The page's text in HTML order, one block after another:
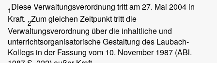
1Diese Verwaltungsverordnung tritt am 27. Mai 2004 in
Kraft. 2Zum gleichen Zeitpunkt tritt die
Verwaltungsverordnung über die inhaltliche und
unterrichtsorganisatorische Gestaltung des Laubach-
Kollegs in der Fassung vom 10. November 1987 (ABl.